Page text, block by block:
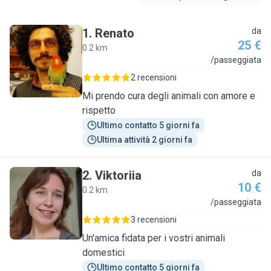
R
1. Renato
0.2 km
da
25 €
/passeggiata
2 recensioni
Mi prendo cura degli animali con amore e
rispetto
Ultimo contatto 5 giorni fa
Ultima attività 2 giorni fa
V
2. Viktoriia
0.2 km
da
10 €
/passeggiata
3 recensioni
Un'amica fidata per i vostri animali
domestici
Ultimo contatto 5 giorni fa